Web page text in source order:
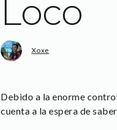
Loco
Xoxe
Debido a la enorme
cuenta a la espera de